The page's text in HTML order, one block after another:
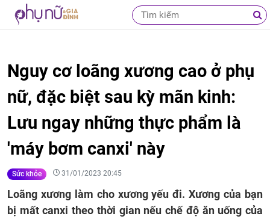
Nguy cơ loãng xương cao ở phụ
nữ, đặc biệt sau kỳ mãn kinh:
Lưu ngay những thực phẩm là
'máy bơm canxi' này
Sức khỏe 31/01/2023 20:45
Loãng xương làm cho xương yếu đi. Xương của bạn
bị mất canxi theo thời gian nếu chế độ ăn uống của